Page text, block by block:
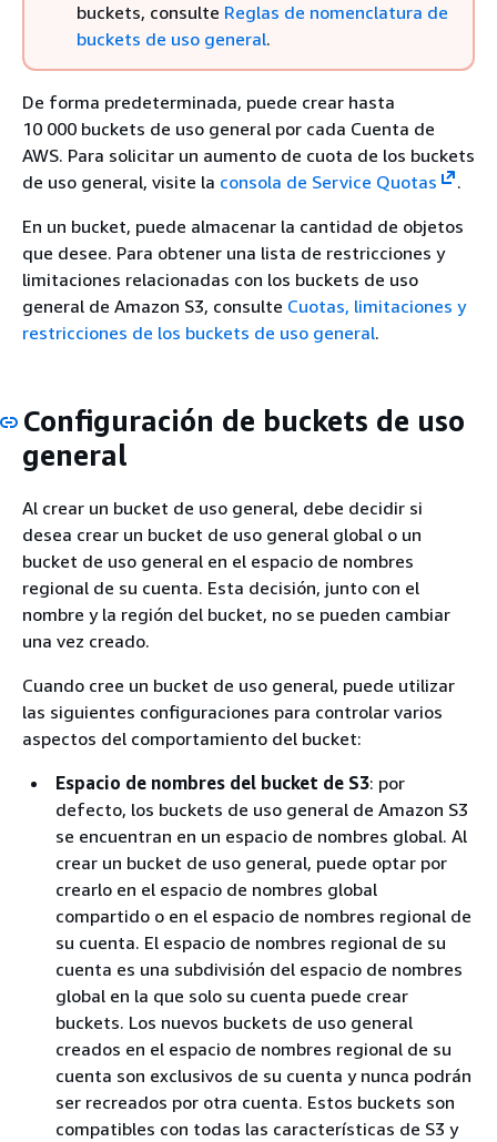
buckets, consulte Reglas de nomenclatura de
buckets de uso general.
De forma predeterminada, puede crear hasta
10 000 buckets de uso general por cada Cuenta de
AWS. Para solicitar un aumento de cuota de los buckets
de uso general, visite la consola de Service Quotas
.
En un bucket, puede almacenar la cantidad de objetos
que desee. Para obtener una lista de restricciones y
limitaciones relacionadas con los buckets de uso
general de Amazon S3, consulte Cuotas, limitaciones y
restricciones de los buckets de uso general.
Configuración de buckets de uso
general
Al crear un bucket de uso general, debe decidir si
desea crear un bucket de uso general global o un
bucket de uso general en el espacio de nombres
regional de su cuenta. Esta decisión, junto con el
nombre y la región del bucket, no se pueden cambiar
una vez creado.
Cuando cree un bucket de uso general, puede utilizar
las siguientes configuraciones para controlar varios
aspectos del comportamiento del bucket:
Espacio de nombres del bucket de S3: por
defecto, los buckets de uso general de Amazon S3
se encuentran en un espacio de nombres global. Al
crear un bucket de uso general, puede optar por
crearlo en el espacio de nombres global
compartido o en el espacio de nombres regional de
su cuenta. El espacio de nombres regional de su
cuenta es una subdivisión del espacio de nombres
global en la que solo su cuenta puede crear
buckets. Los nuevos buckets de uso general
creados en el espacio de nombres regional de su
cuenta son exclusivos de su cuenta y nunca podrán
ser recreados por otra cuenta. Estos buckets son
compatibles con todas las características de S3 y